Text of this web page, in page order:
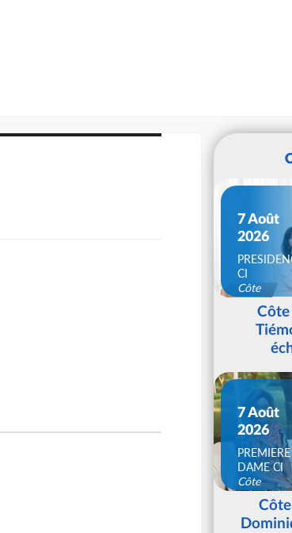
7 Août
2026
CI
Côte
d'Ivoire
7 Août
2026
PREMIERE
DAME CI
Côte
d'Ivoire